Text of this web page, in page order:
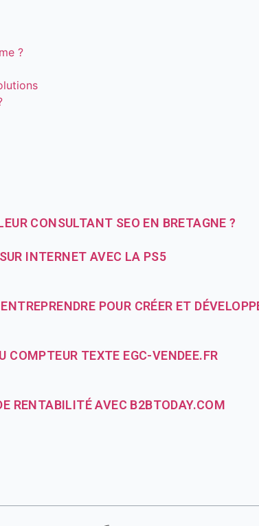
?
CONSULTANT SEO EN BRETAGNE ?
INTERNET AVEC LA PS5
POUR CRÉER ET
COMPTEUR TEXTE EGC-VENDEE.FR
RENTABILITÉ AVEC B2BTODAY.COM